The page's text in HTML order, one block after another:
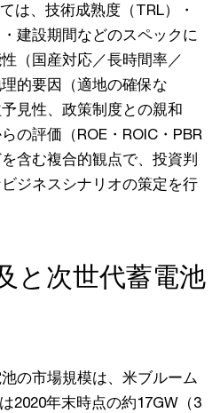
は、技術成熟度（TRL）・
建設期間などのスペックに
（国産対応／長時間率／
的要因（適地の確保な
見性、政策制度との親和
の評価（ROE・ROIC・PBR
含む複合的観点で、投資判
ジネスシナリオの策定を行
と次世代蓄電池
の市場規模は、米ブルーム
2020年末時点の約17GW（3